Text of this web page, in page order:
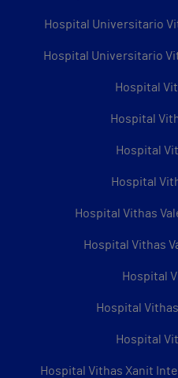
Hospital Universitario
Hospital Universitario
Hospital
Hospital
Hospital
Hospital
Hospital Vithas
Hospital Vithas
Hospital
Hospital
Hospital
Hospital Vithas Xanit